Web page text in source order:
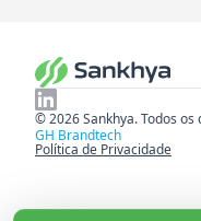
© 2026 Sankhya. Todos
GH Brandtech
Política de Privacidade